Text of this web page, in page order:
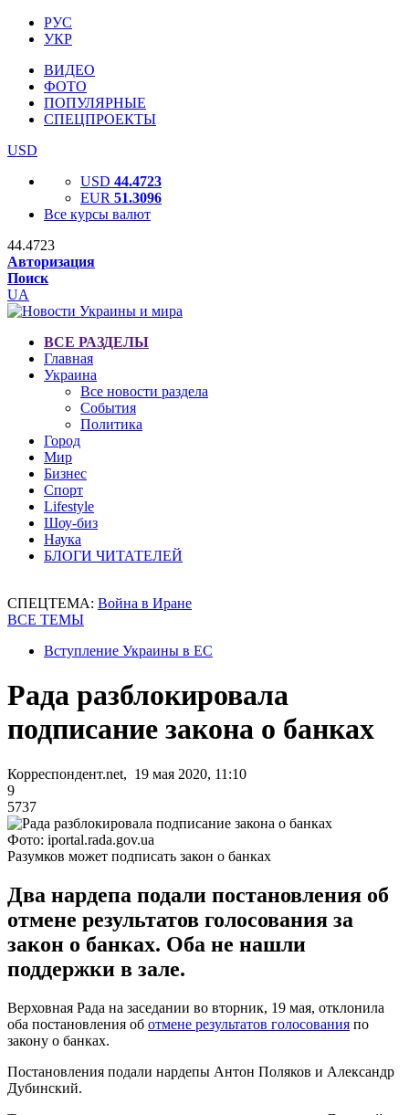
РУС
УКР
ВИДЕО
ФОТО
ПОПУЛЯРНЫЕ
СПЕЦПРОЕКТЫ
USD
USD 44.4723
EUR 51.3096
Все курсы валют
44.4723
Авторизация
Поиск
UA
ВСЕ РАЗДЕЛЫ
Главная
Украина
Все новости раздела
События
Политика
Город
Мир
Бизнес
Спорт
Lifestyle
Шоу-биз
Наука
БЛОГИ ЧИТАТЕЛЕЙ
СПЕЦТЕМА: Война в Иране
ВСЕ ТЕМЫ
Вступление Украины в ЕС
Рада разблокировала
подписание закона о банках
Корреспондент.net, 19 мая 2020, 11:10
9
5737
Фото: iportal.rada.gov.ua
Разумков может подписать закон о банках
Два нардепа подали постановления об
отмене результатов голосования за
закон о банках. Оба не нашли
поддержки в зале.
Верховная Рада на заседании во вторник, 19 мая, отклонила
оба постановления об отмене результатов голосования по
закону о банках.
Постановления подали нардепы Антон Поляков и Александр
Дубинский.